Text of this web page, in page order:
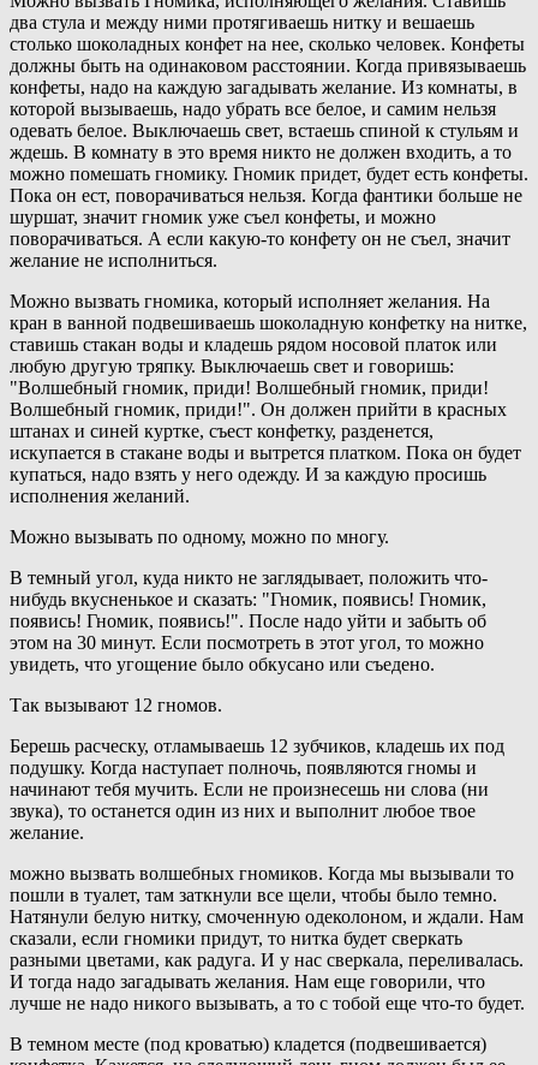
два стула и между ними протягиваешь нитку и вешаешь
столько шоколадных конфет на нее, сколько человек. Конфеты
должны быть на одинаковом расстоянии. Когда привязываешь
конфеты, надо на каждую загадывать желание. Из комнаты, в
которой вызываешь, надо убрать все белое, и самим нельзя
одевать белое. Выключаешь свет, встаешь спиной к стульям и
ждешь. В комнату в это время никто не должен входить, а то
можно помешать гномику. Гномик придет, будет есть конфеты.
Пока он ест, поворачиваться нельзя. Когда фантики больше не
шуршат, значит гномик уже съел конфеты, и можно
поворачиваться. А если какую-то конфету он не съел, значит
желание не исполниться.
Можно вызвать гномика, который исполняет желания. На
кран в ванной подвешиваешь шоколадную конфетку на нитке,
ставишь стакан воды и кладешь рядом носовой платок или
любую другую тряпку. Выключаешь свет и говоришь:
"Волшебный гномик, приди! Волшебный гномик, приди!
Волшебный гномик, приди!". Он должен прийти в красных
штанах и синей куртке, съест конфетку, разденется,
искупается в стакане воды и вытрется платком. Пока он будет
купаться, надо взять у него одежду. И за каждую просишь
исполнения желаний.
Можно вызывать по одному, можно по многу.
В темный угол, куда никто не заглядывает, положить что-
нибудь вкусненькое и сказать: "Гномик, появись! Гномик,
появись! Гномик, появись!". После надо уйти и забыть об
этом на 30 минут. Если посмотреть в этот угол, то можно
увидеть, что угощение было обкусано или съедено.
Так вызывают 12 гномов.
Берешь расческу, отламываешь 12 зубчиков, кладешь их под
подушку. Когда наступает полночь, появляются гномы и
начинают тебя мучить. Если не произнесешь ни слова (ни
звука), то останется один из них и выполнит любое твое
желание.
можно вызвать волшебных гномиков. Когда мы вызывали то
пошли в туалет, там заткнули все щели, чтобы было темно.
Натянули белую нитку, смоченную одеколоном, и ждали. Нам
сказали, если гномики придут, то нитка будет сверкать
разными цветами, как радуга. И у нас сверкала, переливалась.
И тогда надо загадывать желания. Нам еще говорили, что
лучше не надо никого вызывать, а то с тобой еще что-то будет.
В темном месте (под кроватью) кладется (подвешивается)